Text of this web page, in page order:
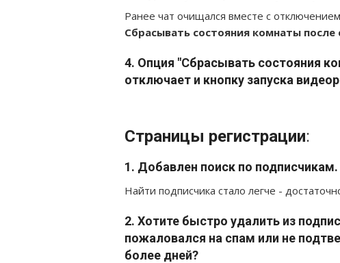
Ранее чат очищался вместе с
Сбрасывать состояния комнаты после
4. Опция "Сбрасывать состояния
отключает и кнопку запуска
Страницы регистрации:
1. Добавлен поиск по подписчикам.
Найти подписчика стало легче -
2. Хотите быстро удалить из
пожаловался на спам или не
более дней?